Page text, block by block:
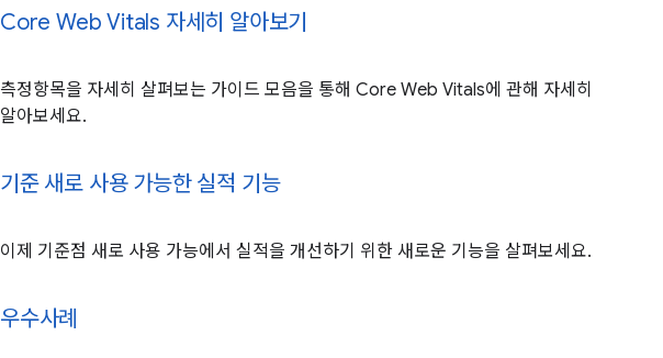
Core Web Vitals 자세히 알아보기
측정항목을 자세히 살펴보는 가이드 모음을 통해 Core Web Vitals에 관해 자세히
알아보세요.
기준 새로 사용 가능한 실적 기능
이제 기준점 새로 사용 가능에서 실적을 개선하기 위한 새로운 기능을 살펴보세요.
우수사례